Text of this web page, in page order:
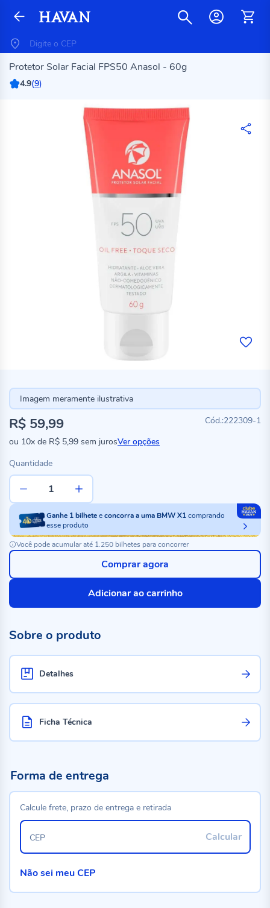
Protetor Solar Facial FPS50 Anasol - 60g
4.9(9)
Imagem meramente ilustrativa
222309-1
R$ 59,99
ou 10x de R$ 5,99 sem jurosVer opções
Quantidade
Ganhe 1bilheteeconcorra a uma BMW X1comprando
esse produto
Você pode acumular até 1.250 bilhetes para concorrer
Adicionar ao carrinho
Comprar agora
Sobre o produto
Detalhes
Ficha Técnica
Forma de entrega
Calcule frete, prazo de entrega e retirada
Calcular
CEP
Não sei meu CEP